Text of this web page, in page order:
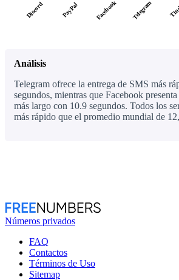
Discord PayPal Facebook Telegram
Análisis
Telegram ofrece la entrega de SMS más
segundos, mientras que Facebook
más largo con 10.9 segundos. Todos los
más rápido que el promedio mundial de
Números privados
FAQ
Contactos
Términos de Uso
Sitemap